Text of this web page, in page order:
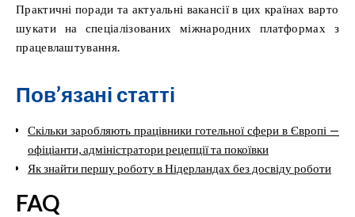
Практичні поради та актуальні вакансії в цих країнах варто
шукати на спеціалізованих міжнародних платформах з
працевлаштування.
Пов’язані статті
Скільки заробляють працівники готельної сфери в Європі —
офіціанти, адміністратори рецепції та покоївки
Як знайти першу роботу в Нідерландах без досвіду роботи
FAQ